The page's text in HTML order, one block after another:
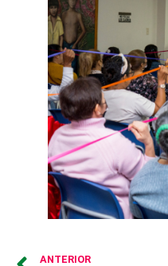
ANTERIOR